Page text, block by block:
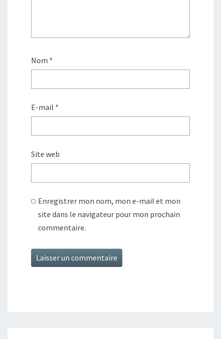
Nom *
E-mail *
Site web
Enregistrer mon nom, mon e-mail et mon
site dans le navigateur pour mon prochain
commentaire.